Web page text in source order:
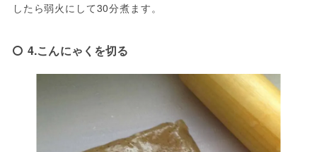
したら弱火にして30分煮ます。
4.こんにゃくを切る